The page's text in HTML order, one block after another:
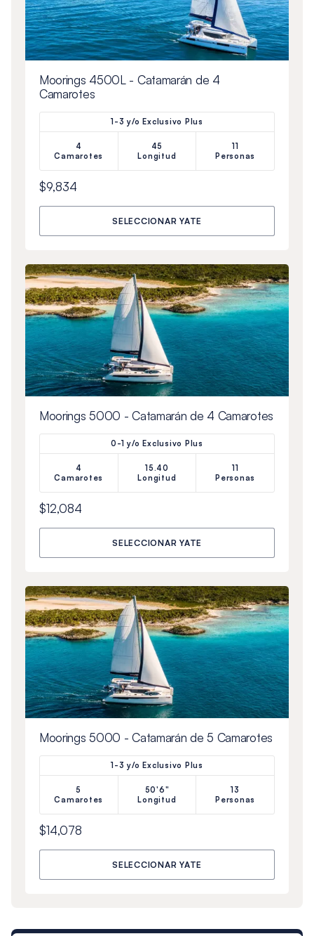
Moorings 4500L - Catamarán de 4
Camarotes
1-3 y/o Exclusivo Plus
4
Camarotes
45
Longitud
11
Personas
$9,834
SELECCIONAR YATE
Moorings 5000 - Catamarán de 4 Camarotes
0-1 y/o Exclusivo Plus
4
Camarotes
15.40
Longitud
11
Personas
$12,084
SELECCIONAR YATE
Moorings 5000 - Catamarán de 5 Camarotes
1-3 y/o Exclusivo Plus
5
Camarotes
50'6"
Longitud
13
Personas
$14,078
SELECCIONAR YATE